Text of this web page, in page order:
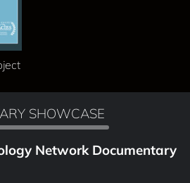
SHOWCASE
Network Documentary